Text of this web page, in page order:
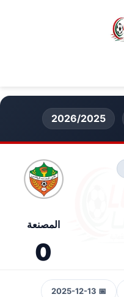
2026/2025
المصنعة
0
📅 2025-12-13